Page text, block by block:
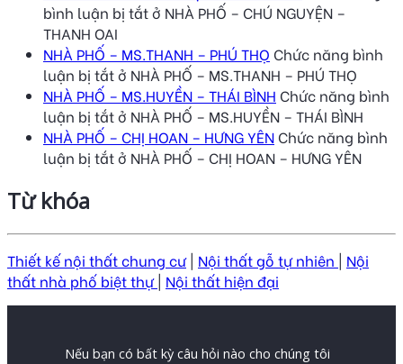
bình luận bị tắtở NHÀ PHỐ – CHÚ NGUYỆN –
THANH OAI
NHÀ PHỐ – MS.THANH – PHÚ THỌ Chức năng bình
luận bị tắtở NHÀ PHỐ – MS.THANH – PHÚ THỌ
NHÀ PHỐ – MS.HUYỀN – THÁI BÌNH Chức năng bình
luận bị tắtở NHÀ PHỐ – MS.HUYỀN – THÁI BÌNH
NHÀ PHỐ – CHỊ HOAN – HƯNG YÊN Chức năng bình
luận bị tắtở NHÀ PHỐ – CHỊ HOAN – HƯNG YÊN
Từ khóa
Thiết kế nội thất chung cư| Nội thất gỗ tự nhiên | Nội
thất nhà phố biệt thự| Nội thất hiện đại
Nếu bạn có bất kỳ câu hỏi nào cho chúng tôi